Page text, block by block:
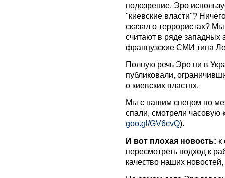
подозрение. Эро
"киевские власти"?
сказал о террористах?
считают в ряде западных
французские СМИ типа
Полную речь Эро ни в
публиковали,
о киевских властях.
Мы с нашим спецом по
спали, смотрели
goo.gl/GV6cvQ).
И вот плохая новость: к
пересмотреть подход к
качество наших